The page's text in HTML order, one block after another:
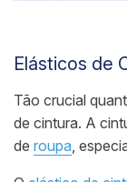
Elásticos de
Tão crucial
de cintura. A
de roupa,